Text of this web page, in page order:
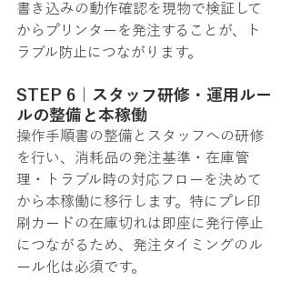
書き込みの動作確認を現物で検証して
からプリンターを発注することが、ト
ラブル防止につながります。
STEP 6｜スタッフ研修・運用ルー
ルの整備と本稼働
操作手順書の整備とスタッフへの研修
を行い、消耗品の発注基準・在庫管
理・トラブル時の対応フローを決めて
から本稼働に移行します。特にプレ印
刷カードの在庫切れは即座に発行停止
につながるため、発注タイミングのル
ール化は必須です。